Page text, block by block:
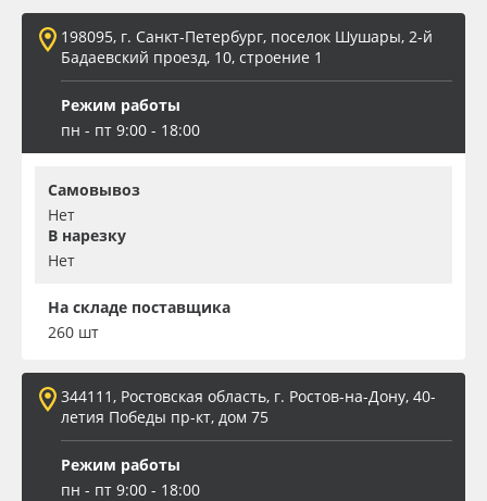
198095, г. Санкт-Петербург, поселок Шушары, 2-й
Бадаевский проезд, 10, строение 1
Режим работы
пн - пт 9:00 - 18:00
Самовывоз
Нет
В нарезку
Нет
На складе поставщика
260 шт
344111, Ростовская область, г. Ростов-на-Дону, 40-
летия Победы пр-кт, дом 75
Режим работы
пн - пт 9:00 - 18:00